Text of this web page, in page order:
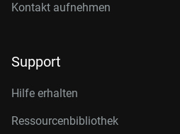
Kontakt aufnehmen
Support
Hilfe erhalten
Ressourcenbibliothek